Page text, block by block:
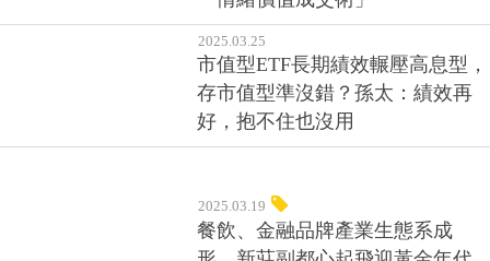
2025.03.19
餐飲、金融品牌產業生態系成
形，新莊副都心起飛迎黃金年代
享，購屋計畫關鍵在於能「存多
少錢」